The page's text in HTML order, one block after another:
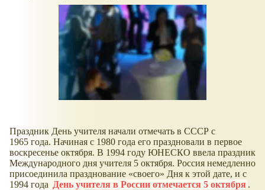
Праздник День учителя начали отмечать в СССР с
1965 года. Начиная с 1980 года его праздновали в первое
воскресенье октября. В 1994 году ЮНЕСКО ввела праздник
Международного дня учителя 5 октября. Россия немедленно
присоединила празднование «своего» Дня к этой дате, и с
1994 года День учителя в России отмечается 5 октября .